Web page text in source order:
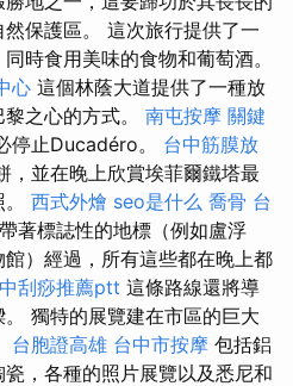
保護區。 這次旅行提供了一
時食用美味的食物和葡萄酒。
心 這個林蔭大道提供了一種放
之心的方式。 南屯按摩 關鍵
停止Ducadéro。 台中筋膜放
，並在晚上欣賞埃菲爾鐵塔最
西式外燴 seo是什么 喬骨 台
著標誌性的地標（例如盧浮
）經過，所有這些都在晚上都
刮痧推薦ptt 這條路線還將導
獨特的展覽建在市區的巨大
台胞證高雄 台中市按摩 包括鋁
，各種的照片展覽以及悉尼和